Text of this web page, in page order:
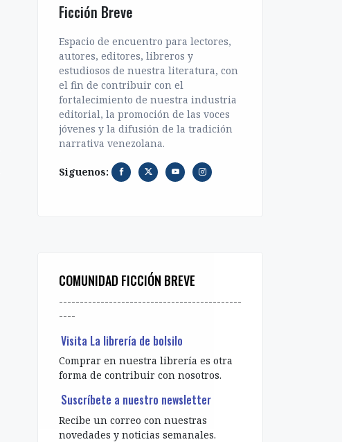
Ficción Breve
Espacio de encuentro para lectores,
autores, editores, libreros y
estudiosos de nuestra literatura, con
el fin de contribuir con el
fortalecimiento de nuestra industria
editorial, la promoción de las voces
jóvenes y la difusión de la tradición
narrativa venezolana.
Siguenos:
COMUNIDAD FICCIÓN BREVE
--------------------------------------------
----
Visita La librería de bolsilo
Comprar en nuestra librería es otra
forma de contribuir con nosotros.
Suscríbete a nuestro newsletter
Recibe un correo con nuestras
novedades y noticias semanales.